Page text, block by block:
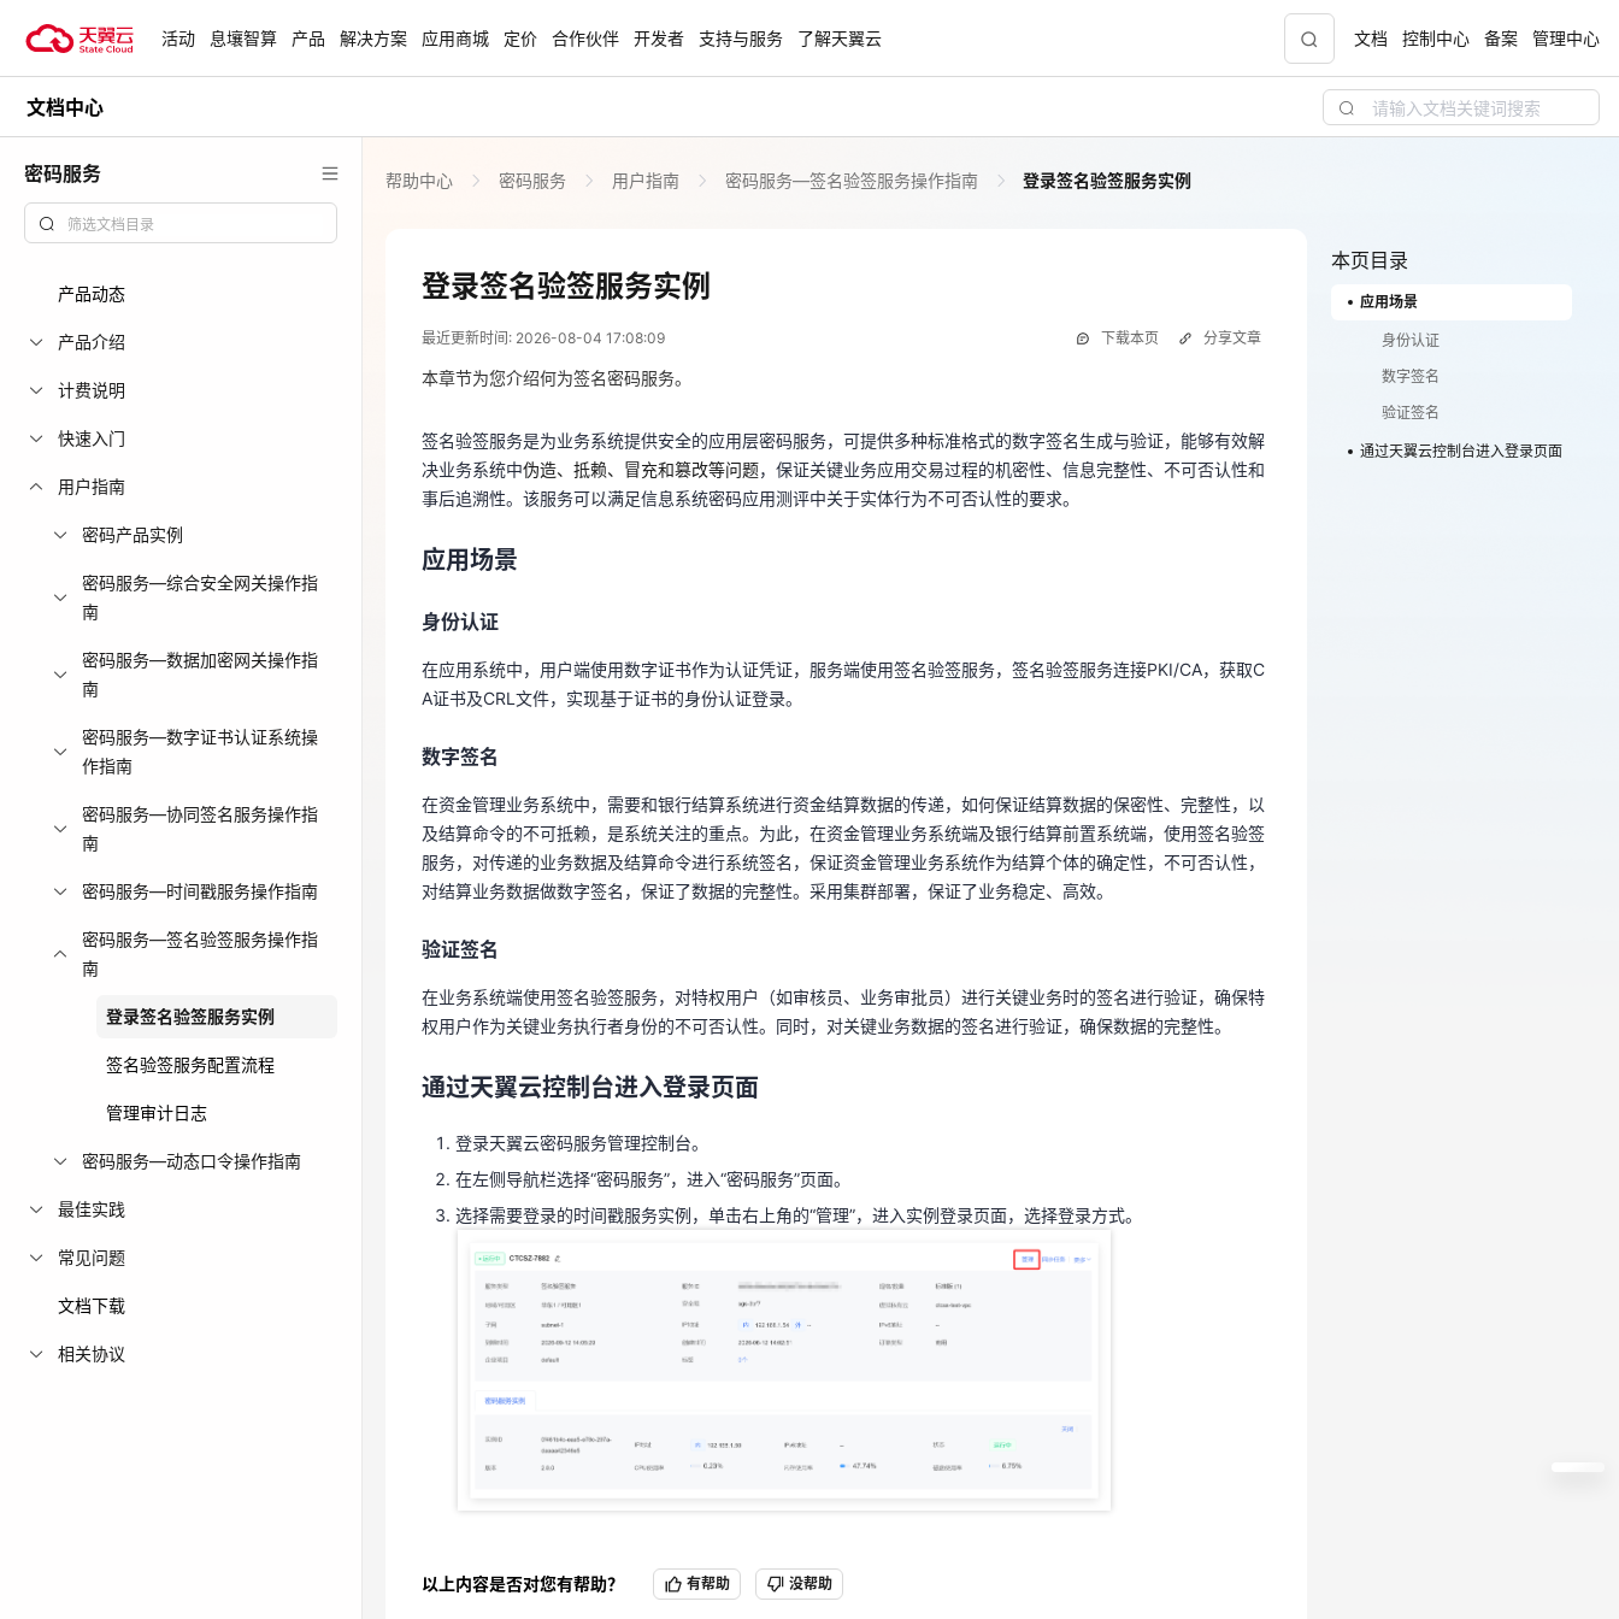
试用，产品折扣等，助您降本增
安全隔离版OpenClaw NEW 聚力AI赋能 天翼云大模型专项 青云志云端助力计划
企业出海解决方案
助力您的业务扬帆出海，通达全球！
“一云多芯、一云多态”,国产化软件全面适配，
国家云助力中小企业腾飞，高额上云补贴重磅
爆款云主机全场特惠，2核4G只要1.8折起！
加入成为云推官，推荐新用户注册下单得现金
奖励
免费活动
免费试用中心
多款云产品免费试用，快来开启云上之旅 您的洞察，重塑科技边界
活动 息壤智算 产品 解决方案 应用商城 定价 合作伙伴 开发者 支持与服务 了解天翼云 文档 控制中心 备案 管理中心
文档中心
密码服务
产品动态
产品介绍
计费说明
快速入门
用户指南
密码产品实例
密码服务—综合安全网关操作指
南
密码服务—数据加密网关操作指
南
密码服务—数字证书认证系统操
作指南
密码服务—协同签名服务操作指
南
密码服务—时间戳服务操作指南
密码服务—签名验签服务操作指
南
登录签名验签服务实例
签名验签服务配置流程
管理审计日志
密码服务—动态口令操作指南
最佳实践
常见问题
文档下载
相关协议
帮助中心 密码服务 用户指南 密码服务—签名验签服务操作指南 登录签名验签服务实例
登录签名验签服务实例
最近更新时间: 2026-08-04 17:08:09 下载本页
2026-08-04 09:08:09
签名验签服务是为业务系统提供安全的应用层密码服务，可提供多种标准格式的数字签名生成与验证，能够有效解
决业务系统中伪造、抵赖、冒充和篡改等问题
应用场景
在应用系统中，用户端使用数字证书作为认证凭证，服务端使用签名验签服务，签名验签服务连接PKI/CA，获取C
数字签名
在资金管理业务系统中，需要和银行结算系统进行资金结算数据的传递，如何保证结算数据的保密性、完整性，以
服务，对传递的业务数据及结算命令进行系统签名，保证资金管理业务系统作为结算个体的确定性，不可否认性，
对结算业务数据做数字签名，保证了数据的完整性。采用集群部署，保证了业务稳定、高效。
验证签名
在业务系统端使用签名验签服务，对特权用户（如审核员、业务审批员）进行关键业务时的签名进行验证，确保特
通过天翼云控制台进入登录页面
在左侧导航栏选择“密码服务”，进入“密码服务”页面。
分享文章
本章节为您介绍何为签名密码服务。
签名验签服务是为业务系统提供安全的应用层密码服务，可提供多种标准格式的数字签名生成与验证，能够有效解
决业务系统中伪造、抵赖、冒充和篡改等问题，保证关键业务应用交易过程的机密性、信息完整性、不可否认性和
事后追溯性。该服务可以满足信息系统密码应用测评中关于实体行为不可否认性的要求。
应用场景
身份认证
在应用系统中，用户端使用数字证书作为认证凭证，服务端使用签名验签服务，签名验签服务连接PKI/CA，获取C
A证书及CRL文件，实现基于证书的身份认证登录。
数字签名
在资金管理业务系统中，需要和银行结算系统进行资金结算数据的传递，如何保证结算数据的保密性、完整性，以
及结算命令的不可抵赖，是系统关注的重点。为此，在资金管理业务系统端及银行结算前置系统端，使用签名验签
服务，对传递的业务数据及结算命令进行系统签名，保证资金管理业务系统作为结算个体的确定性，不可否认性，
对结算业务数据做数字签名，保证了数据的完整性。采用集群部署，保证了业务稳定、高效。
验证签名
在业务系统端使用签名验签服务，对特权用户（如审核员、业务审批员）进行关键业务时的签名进行验证，确保特
权用户作为关键业务执行者身份的不可否认性。同时，对关键业务数据的签名进行验证，确保数据的完整性。
通过天翼云控制台进入登录页面
登录天翼云密码服务管理控制台。
在左侧导航栏选择“密码服务”，进入“密码服务”页面。
选择需要登录的时间戳服务实例，单击右上角的“管理”， 进入实例登录页面，选择登录方式。
以上内容是否对您有帮助？ 有帮助 没帮助
本页目录
应用场景
身份认证
数字签名
验证签名
通过天翼云控制台进入登录页面